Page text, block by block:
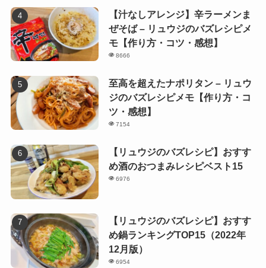
【汁なしアレンジ】辛ラーメンま
ぜそば – リュウジのバズレシピメ
モ【作り方・コツ・感想】
8666
至高を超えたナポリタン – リュウ
ジのバズレシピメモ【作り方・コ
ツ・感想】
7154
【リュウジのバズレシピ】おすす
め酒のおつまみレシピベスト15
6976
【リュウジのバズレシピ】おすす
め鍋ランキングTOP15（2022年
12月版）
6954